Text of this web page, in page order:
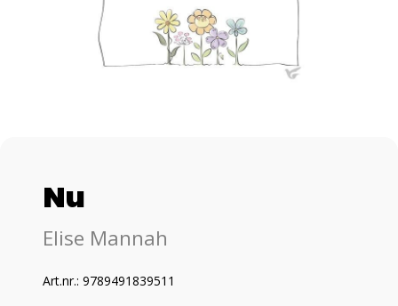
Nu
Elise Mannah
Art.nr.: 9789491839511